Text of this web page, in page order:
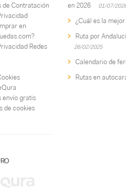
de Contratación
en
Redes
envío gratis
de cookies
en 2026
01/07/
¿Cuál es la
Ruta por
26/02/2025
Calendario de
Rutas en